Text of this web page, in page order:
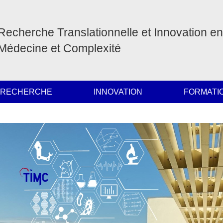
Translationnelle et Innovation en
et Complexité
RECHERCHE INNOVATION